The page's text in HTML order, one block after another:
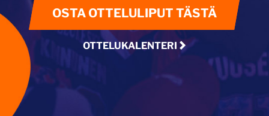
OSTA OTTELULIPUT TÄSTÄ
OTTELUKALENTERI